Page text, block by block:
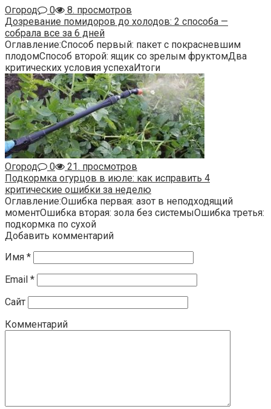
Огород
0
8. просмотров
Дозревание помидоров до холодов: 2 способа —
собрала все за 6 дней
Оглавление:Способ первый: пакет с покрасневшим
плодомСпособ второй: ящик со зрелым фруктомДва
критических условия успехаИтоги
Огород 0
21. просмотров
Подкормка огурцов в июле: как исправить 4
критические ошибки за неделю
Оглавление:Ошибка первая: азот в неподходящий
моментОшибка вторая: зола без системыОшибка третья:
подкормка по сухой
Добавить комментарий
Имя *
Email *
Сайт
Комментарий